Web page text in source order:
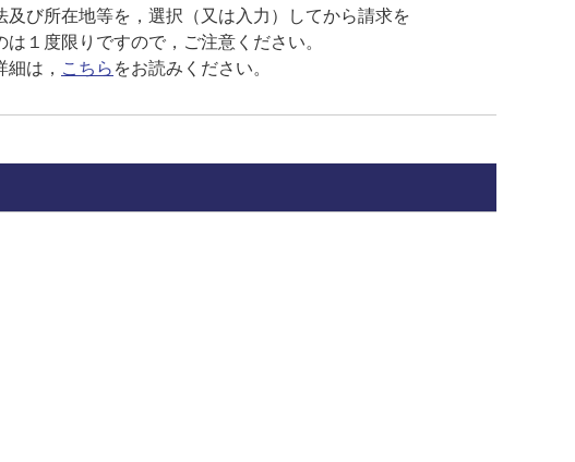
び所在地等を，選択（又は入力）してから請求を
１度限りですので，ご注意ください。
は， こちら をお読みください。